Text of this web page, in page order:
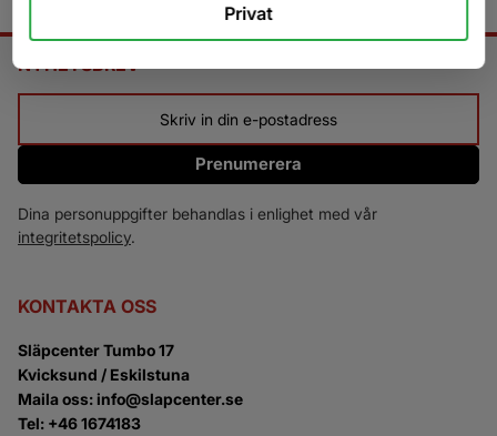
NYHETSBREV
Prenumerera
Dina personuppgifter behandlas i enlighet med vår
integritetspolicy.
KONTAKTA OSS
Släpcenter Tumbo 17
Kvicksund / Eskilstuna
Maila oss: info@slapcenter.se
Tel: +46 1674183
Privat